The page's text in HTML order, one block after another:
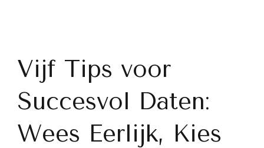
Vijf Tips voor
Succesvol Daten:
Wees Eerlijk, Kies